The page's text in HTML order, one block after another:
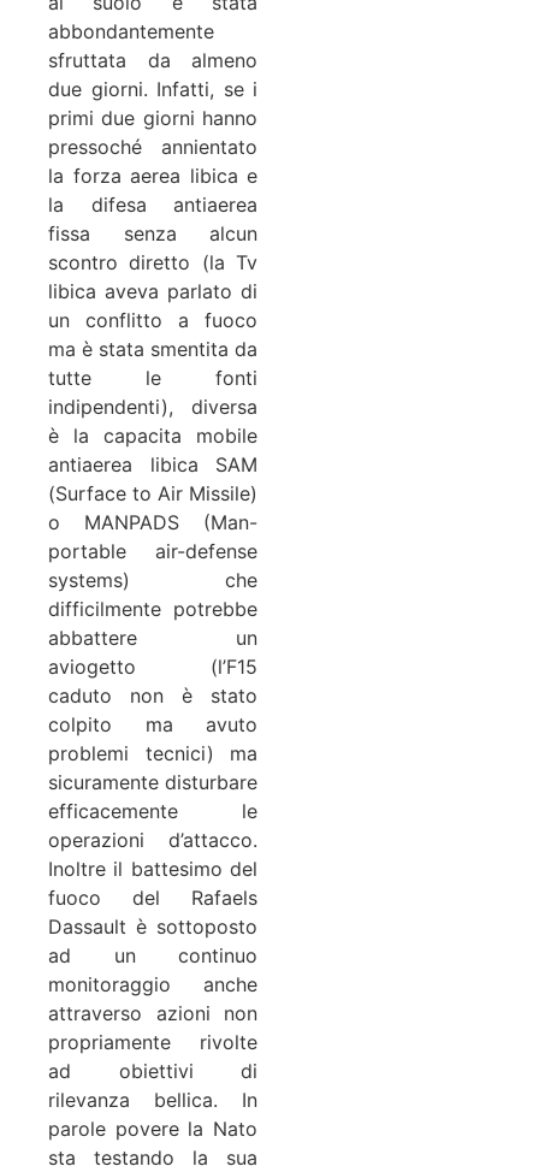
abbondantemente
sfruttata da almeno
due giorni. Infatti, se i
primi due giorni hanno
pressoché annientato
la forza aerea libica e
la difesa antiaerea
fissa senza alcun
scontro diretto (la Tv
libica aveva parlato di
un conflitto a fuoco
ma è stata smentita da
tutte le fonti
indipendenti), diversa
è la capacita mobile
antiaerea libica SAM
(Surface to Air Missile)
o MANPADS (Man-
portable air-defense
systems) che
difficilmente potrebbe
abbattere un
aviogetto (l’F15
caduto non è stato
colpito ma avuto
problemi tecnici) ma
sicuramente disturbare
efficacemente le
operazioni d’attacco.
Inoltre il battesimo del
fuoco del Rafaels
Dassault è sottoposto
ad un continuo
monitoraggio anche
attraverso azioni non
propriamente rivolte
ad obiettivi di
rilevanza bellica. In
parole povere la Nato
sta testando la sua